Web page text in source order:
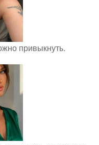
привыкнуть.